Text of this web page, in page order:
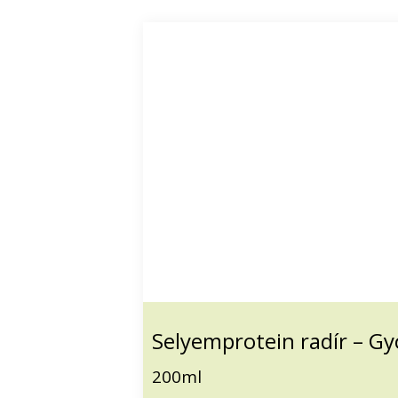
Selyemprotein radír –
200ml